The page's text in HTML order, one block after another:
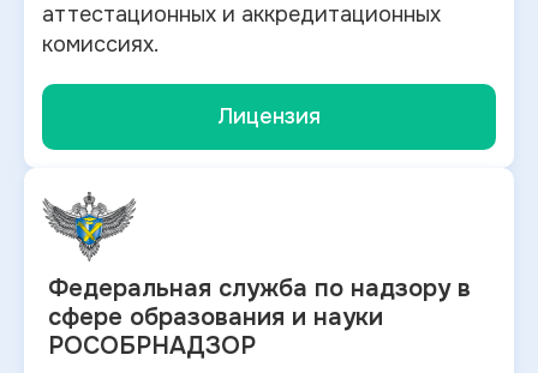
аттестационных и аккредитационных
комиссиях.
Лицензия
Федеральная служба по надзору в
сфере образования и науки
РОСОБРНАДЗОР